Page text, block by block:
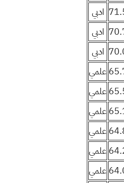
ادبي
ادبي
ادبي
علمي
علمي
علمي
علمي
علمي
علمي